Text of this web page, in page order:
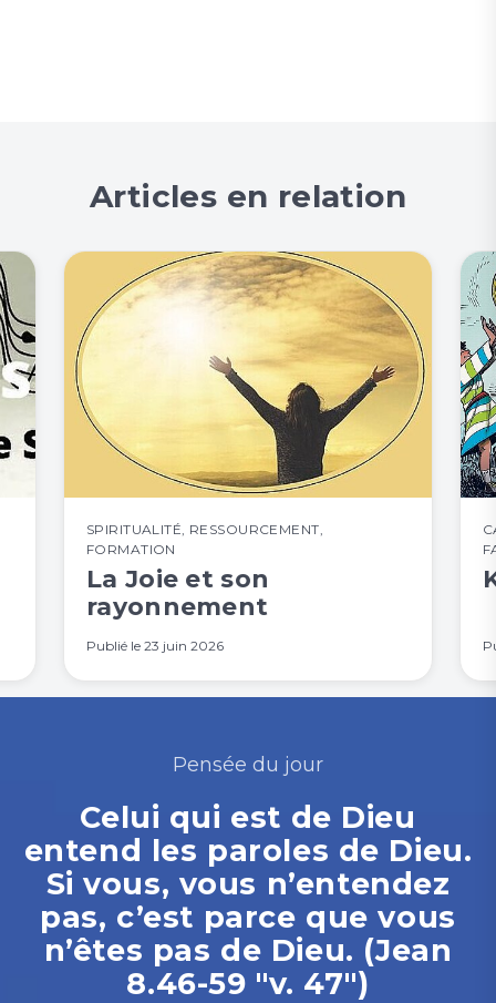
Articles en relation
SPIRITUALITÉ RESSOURCEMENT
FORMATION
La Joie et son
rayonnement
Publié le 23 juin 2026
Pensée du jour
Celui qui est de Dieu
entend les paroles de Dieu.
Si vous, vous n’entendez
pas, c’est parce que vous
n’êtes pas de Dieu. (Jean
8.46-59 "v. 47")